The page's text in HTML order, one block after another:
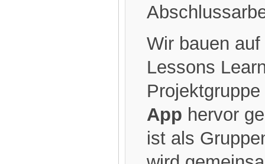
Wir bauen
Lessons
App hervor
ist als